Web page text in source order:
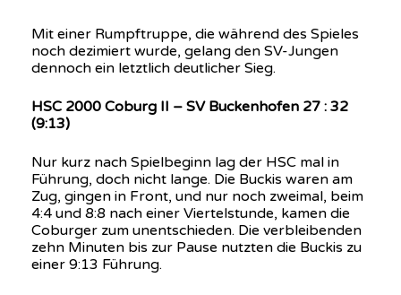
Mit einer Rumpftruppe, die während des Spieles
noch dezimiert wurde, gelang den SV-Jungen
dennoch ein letztlich deutlicher Sieg.
HSC 2000 Coburg II – SV Buckenhofen 27 : 32
(9:13)
Nur kurz nach Spielbeginn lag der HSC mal in
Führung, doch nicht lange. Die Buckis waren am
Zug, gingen in Front, und nur noch zweimal, beim
4:4 und 8:8 nach einer Viertelstunde, kamen die
Coburger zum unentschieden. Die verbleibenden
zehn Minuten bis zur Pause nutzten die Buckis zu
einer 9:13 Führung.